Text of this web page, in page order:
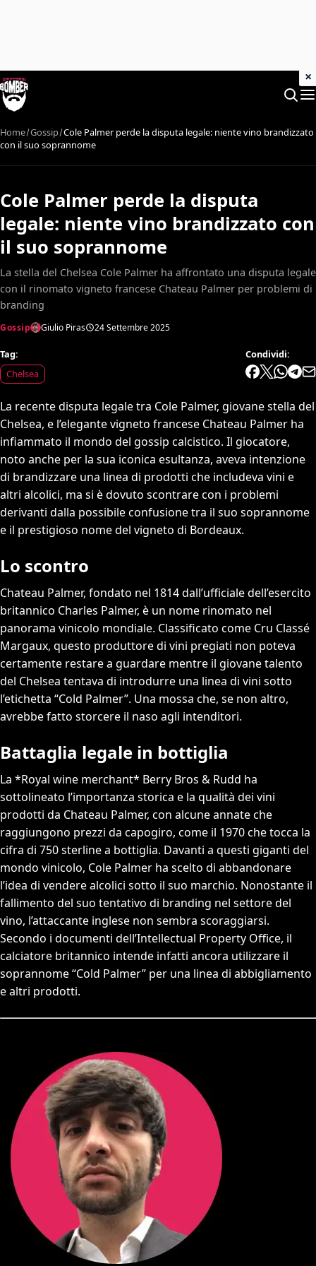
Home Gossip Cole Palmer perde la disputa legale: niente vino brandizzato
con il suo soprannome
Cole Palmer perde la disputa
legale: niente vino brandizzato con
il suo soprannome
La stella del Chelsea Cole Palmer ha affrontato una disputa legale
con il rinomato vigneto francese Chateau Palmer per problemi di
branding
Gossip Giulio Piras 24 Settembre 2025
Tag:
Chelsea
Condividi:
La recente disputa legale tra Cole Palmer, giovane stella del
Chelsea, e l’elegante vigneto francese Chateau Palmer ha
infiammato il mondo del gossip calcistico. Il giocatore,
noto anche per la sua iconica esultanza, aveva intenzione
di brandizzare una linea di prodotti che includeva vini e
altri alcolici, ma si è dovuto scontrare con i problemi
derivanti dalla possibile confusione tra il suo soprannome
e il prestigioso nome del vigneto di Bordeaux.
Lo scontro
Chateau Palmer, fondato nel 1814 dall’ufficiale dell’esercito
britannico Charles Palmer, è un nome rinomato nel
panorama vinicolo mondiale. Classificato come Cru Classé
Margaux, questo produttore di vini pregiati non poteva
certamente restare a guardare mentre il giovane talento
del Chelsea tentava di introdurre una linea di vini sotto
l’etichetta “Cold Palmer”. Una mossa che, se non altro,
avrebbe fatto storcere il naso agli intenditori.
Battaglia legale in bottiglia
La *Royal wine merchant* Berry Bros & Rudd ha
sottolineato l’importanza storica e la qualità dei vini
prodotti da Chateau Palmer, con alcune annate che
raggiungono prezzi da capogiro, come il 1970 che tocca la
cifra di 750 sterline a bottiglia. Davanti a questi giganti del
mondo vinicolo, Cole Palmer ha scelto di abbandonare
l’idea di vendere alcolici sotto il suo marchio. Nonostante il
fallimento del suo tentativo di branding nel settore del
vino, l’attaccante inglese non sembra scoraggiarsi.
Secondo i documenti dell’Intellectual Property Office, il
calciatore britannico intende infatti ancora utilizzare il
soprannome “Cold Palmer” per una linea di abbigliamento
e altri prodotti.
×